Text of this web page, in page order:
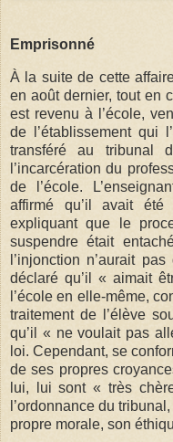
Emprisonné
À la suite de cette
en août dernier, tout en
est revenu à l’école,
de l’établissement qui
transféré au tribunal
l’incarcération du
de l’école.
affirmé qu’il avait
expliquant que le
suspendre était
l’injonction n’aurait
déclaré qu’il « aimait
l’école en elle-même,
traitement de l’élève
qu’il « ne voulait pas
loi. Cependant, se
de ses propres
lui, lui sont « très
l’ordonnance du
propre morale, son